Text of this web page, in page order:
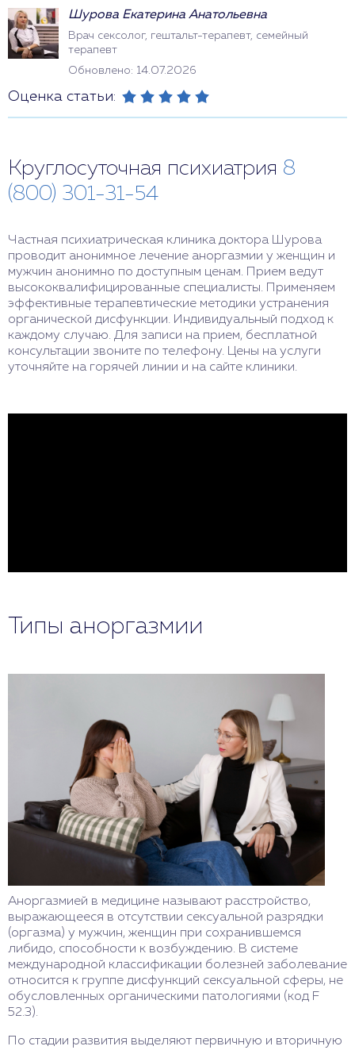
Шурова Екатерина Анатольевна
Врач сексолог, гештальт-терапевт, семейный
терапевт
Обновлено: 14.07.2026
Оценка статьи:
Круглосуточная психиатрия 8
(800) 301-31-54
Частная психиатрическая клиника доктора Шурова
проводит анонимное лечение аноргазмии у женщин и
мужчин анонимно по доступным ценам. Прием ведут
высококвалифицированные специалисты. Применяем
эффективные терапевтические методики устранения
органической дисфункции. Индивидуальный подход к
каждому случаю. Для записи на прием, бесплатной
консультации звоните по телефону. Цены на услуги
уточняйте на горячей линии и на сайте клиники.
Типы аноргазмии
Аноргазмией в медицине называют расстройство,
выражающееся в отсутствии сексуальной разрядки
(оргазма) у мужчин, женщин при сохранившемся
либидо, способности к возбуждению. В системе
международной классификации болезней заболевание
относится к группе дисфункций сексуальной сферы, не
обусловленных органическими патологиями (код F
52.3).
По стадии развития выделяют первичную и вторичную